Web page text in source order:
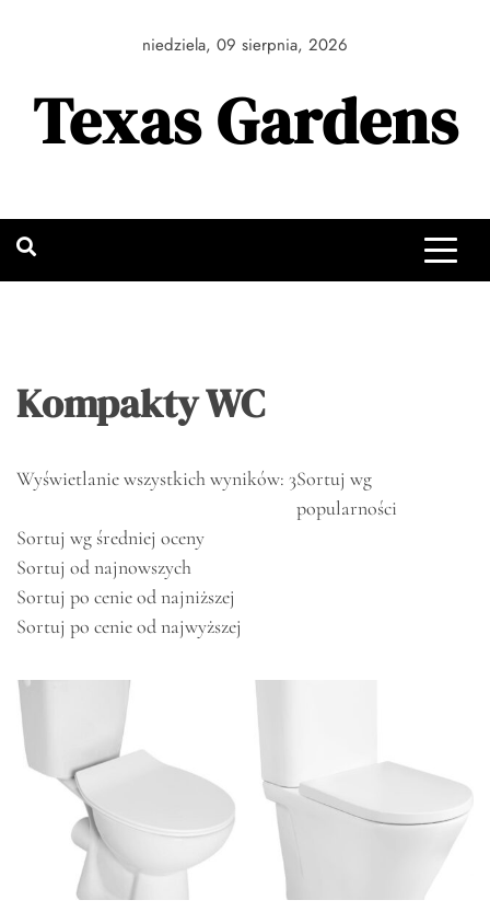
niedziela, 09 sierpnia, 2026
Texas Gardens
Kompakty WC
Wyświetlanie wszystkich wyników: 3Sortuj wg
popularności
Sortuj wg średniej oceny
Sortuj od najnowszych
Sortuj po cenie od najniższej
Sortuj po cenie od najwyższej